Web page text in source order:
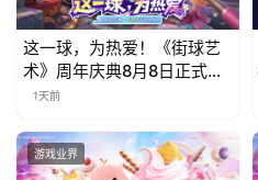
这一球，为热爱！《街球艺
术》周年庆典8月8日正式上
线，多重福利与全新内容同
1天前
游戏业界